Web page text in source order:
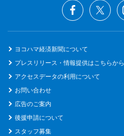
ヨコハマ経済新聞について
プレスリリース・情報提供はこちらから
アクセスデータの利用について
お問い合わせ
広告のご案内
後援申請について
スタッフ募集